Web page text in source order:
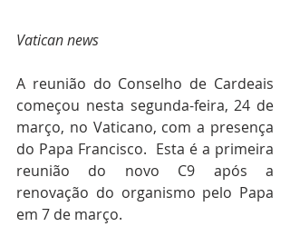
Vatican news
A reunião do Conselho de Cardeais
começou nesta segunda-feira, 24 de
março, no Vaticano, com a presença
do Papa Francisco.  Esta é a primeira
reunião do novo C9 após a
renovação do organismo pelo Papa
em 7 de março.